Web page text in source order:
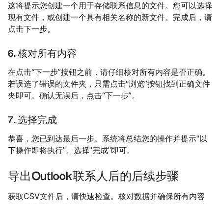
这将提示您创建一个用于存储联系信息的文件。您可以选择
现有文件，或创建一个具有相关名称的新文件。完成后，请
点击下一步。
6. 核对所有内容
在点击“下一步”按钮之前，请仔细核对所有内容是否正确。
若误选了错误的文件夹，只需点击“浏览”按钮找到正确文件
夹即可。确认无误后，点击“下一步”。
7. 选择完成
恭喜，您已到达最后一步。系统将总结您的操作并提示"以
下操作即将执行"。选择"完成"即可。
导出Outlook联系人后的后续步骤
获取CSV文件后，请快速检查。核对数据并确保所有内容